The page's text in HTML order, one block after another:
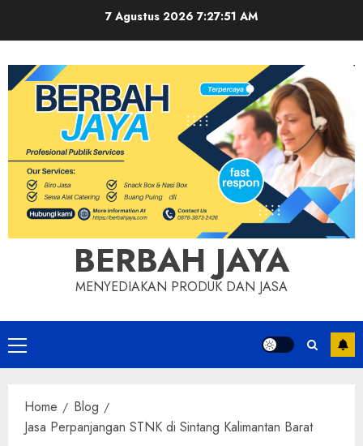
7 Agustus 2026 7:27:52 AM
BERBAH JAYA
MENYEDIAKAN PRODUK DAN JASA
Primary
Menu
Home
Blog
Jasa Perpanjangan STNK di Sintang Kalimantan Barat